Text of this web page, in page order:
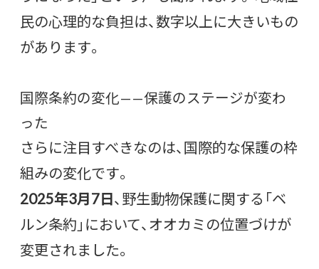
民の心理的な負担は、数字以上に大きいもの
があります。
国際条約の変化——保護のステージが変わ
った
さらに注目すべきなのは、国際的な保護の枠
組みの変化です。
2025年3月7日、野生動物保護に関する「ベ
ルン条約」において、オオカミの位置づけが
変更されました。